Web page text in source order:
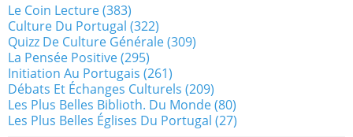
Le Coin Lecture(383)
Culture Du Portugal (322)
Quizz De Culture Générale(309)
La Pensée Positive(295)
Initiation Au Portugais (261)
Débats Et Échanges Culturels (209)
Les Plus Belles Biblioth. Du Monde(80)
Les Plus Belles Églises Du Portugal (27)